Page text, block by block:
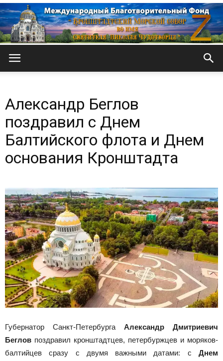
Морской
собор
Александр Беглов
поздравил с Днем
Балтийского флота и Днем
основания Кронштадта
Губернатор Санкт-Петербурга Александр Дмитриевич
Беглов поздравил кронштадтцев, петербуржцев и моряков-
балтийцев сразу с двумя важными датами: с Днем